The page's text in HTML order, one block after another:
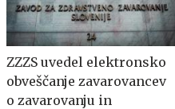
ZZZS uvedel elektronsko
obveščanje zavarovancev
o zavarovanju in